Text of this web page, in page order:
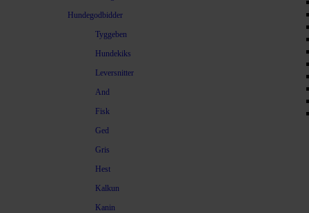
Hundegodbidder
Tyggeben
Hundekiks
Leversnitter
And
Fisk
Ged
Gris
Hest
Kalkun
Kanin